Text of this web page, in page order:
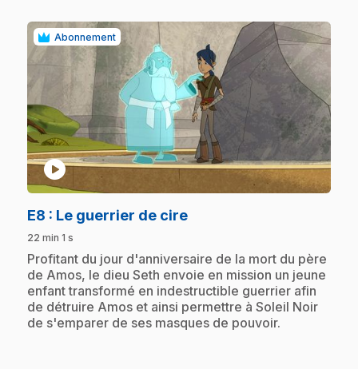
Abonnement
play_circle
E8 : Le guerrier de cire.
22 min 1 s
.Profitant du jour d'anniversaire de la mort du père
de Amos, le dieu Seth envoie en mission un jeune
enfant transformé en indestructible guerrier afin
de détruire Amos et ainsi permettre à Soleil Noir
de s'emparer de ses masques de pouvoir.